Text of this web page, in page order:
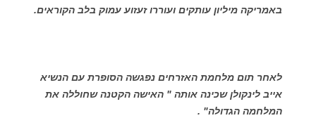
באמריקה מיליון עותקים ועוררו זעזוע עמוק בלב הקוראים.
לאחר תום מלחמת האזרחים נפגשה הסופרת עם הנשיא
אייב לינקולן שכינה אותה " האישה הקטנה שחוללה את
המלחמה הגדולה" .